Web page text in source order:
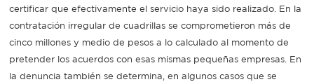
certificar que efectivamente el servicio haya sido realizado. En la
contratación irregular de cuadrillas se comprometieron más de
cinco millones y medio de pesos a lo calculado al momento de
pretender los acuerdos con esas mismas pequeñas empresas. En
la denuncia también se determina, en algunos casos que se